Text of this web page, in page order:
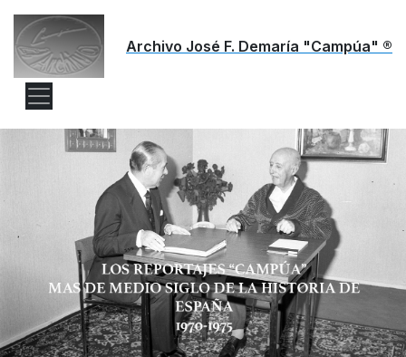
Archivo José F. Demaría "Campúa" ®